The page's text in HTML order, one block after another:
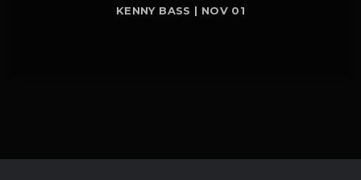
KENNY BASS | NOV 01